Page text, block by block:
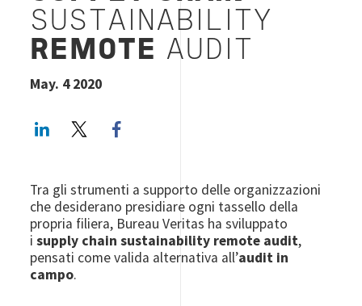
SUSTAINABILITY
REMOTE AUDIT
May. 4 2020
LinkedInTwitter
Tra gli strumenti a supporto delle organizzazioni
che desiderano presidiare ogni tassello della
propria filiera, Bureau Veritas ha sviluppato
isupply chain sustainability remote audit,
pensati come valida alternativa all’audit in
campo.